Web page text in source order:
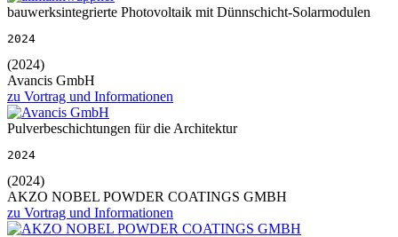
bauwerksintegrierte Photovoltaik mit Dünnschicht-Solarmodulen
2024
(2024)
Avancis GmbH
zu Vortrag und Informationen
Pulverbeschichtungen für die Architektur
2024
(2024)
AKZO NOBEL POWDER COATINGS GMBH
zu Vortrag und Informationen